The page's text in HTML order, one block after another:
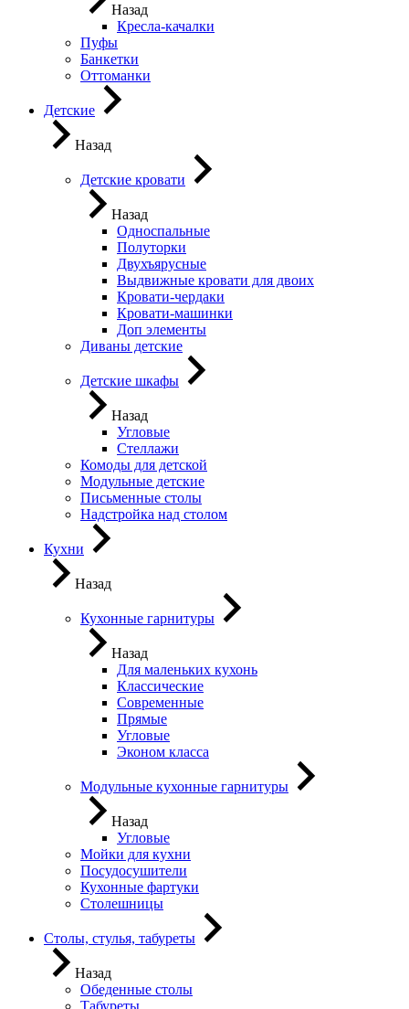
Назад
Кресла-качалки
Пуфы
Банкетки
Оттоманки
Детские
Назад
Детские кровати
Назад
Односпальные
Полуторки
Двухъярусные
Выдвижные кровати для двоих
Кровати-чердаки
Кровати-машинки
Доп элементы
Диваны детские
Детские шкафы
Назад
Угловые
Стеллажи
Комоды для детской
Модульные детские
Письменные столы
Надстройка над столом
Кухни
Назад
Кухонные гарнитуры
Назад
Для маленьких кухонь
Классические
Современные
Прямые
Угловые
Эконом класса
Модульные кухонные гарнитуры
Назад
Угловые
Мойки для кухни
Посудосушители
Кухонные фартуки
Столешницы
Столы, стулья, табуреты
Назад
Обеденные столы
Табуреты